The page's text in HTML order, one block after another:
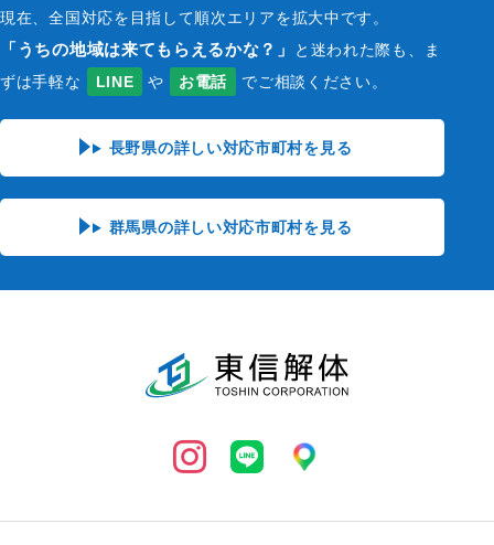
現在、全国対応を目指して順次エリアを拡大中です。
「うちの地域は来てもらえるかな？」
と迷われた際も、ま
ずは手軽な
LINE や お電話 でご相談ください。
長野県の詳しい対応市町村を見る
群馬県の詳しい対応市町村を見る